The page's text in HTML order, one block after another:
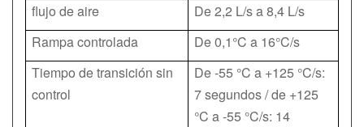
flujo de aire
De 2,2 L/s a 8,4 L/s
Rampa controlada
De 0,1°C a 16°C/s
Tiempo de transición sin
control
De -55 °C a +125 °C/s:
7 segundos / de +125
°C a -55 °C/s: 14